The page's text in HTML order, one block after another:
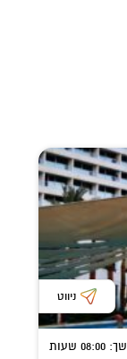
ניווט
: 08:00 שעות